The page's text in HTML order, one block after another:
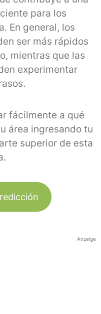
para los
En general, los
ser más rápidos
mientras que las
experimentar
fácilmente a qué
área ingresando tu
superior de esta
Anzeige